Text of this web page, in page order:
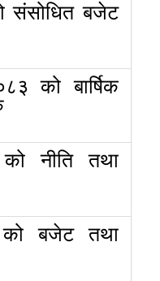
बजेट
को बार्षिक
नीति तथा
बजेट तथा